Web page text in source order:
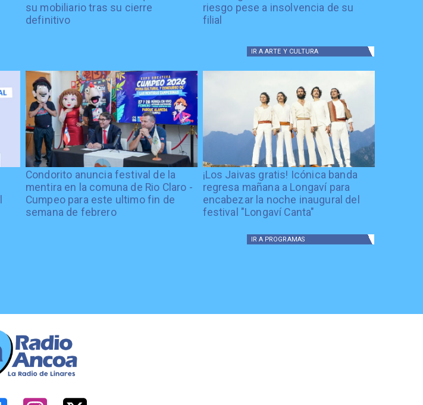
su mobiliario tras su cierre
definitivo
riesgo pese a insolvencia de su
filial
IR A ARTE Y CULTURA
Condorito anuncia festival de la
mentira en la comuna de Rio Claro -
Cumpeo para este ultimo fin de
semana de febrero
¡Los Jaivas gratis! Icónica banda
regresa mañana a Longaví para
encabezar la noche inaugural del
festival "Longaví Canta"
IR A PROGRAMAS